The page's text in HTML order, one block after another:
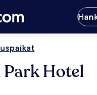
Hotel